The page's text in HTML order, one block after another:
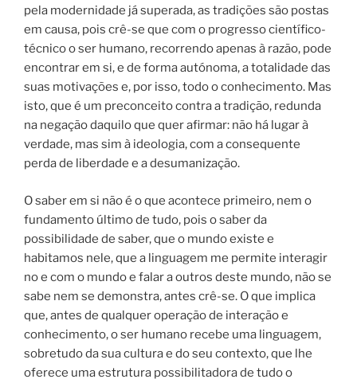
pela modernidade já superada, as tradições são postas
em causa, pois crê-se que com o progresso científico-
técnico o ser humano, recorrendo apenas à razão, pode
encontrar em si, e de forma autónoma, a totalidade das
suas motivações e, por isso, todo o conhecimento. Mas
isto, que é um preconceito contra a tradição, redunda
na negação daquilo que quer afirmar: não há lugar à
verdade, mas sim à ideologia, com a consequente
perda de liberdade e a desumanização.
O saber em si não é o que acontece primeiro, nem o
fundamento último de tudo, pois o saber da
possibilidade de saber, que o mundo existe e
habitamos nele, que a linguagem me permite interagir
no e com o mundo e falar a outros deste mundo, não se
sabe nem se demonstra, antes crê-se. O que implica
que, antes de qualquer operação de interação e
conhecimento, o ser humano recebe uma linguagem,
sobretudo da sua cultura e do seu contexto, que lhe
oferece uma estrutura possibilitadora de tudo o